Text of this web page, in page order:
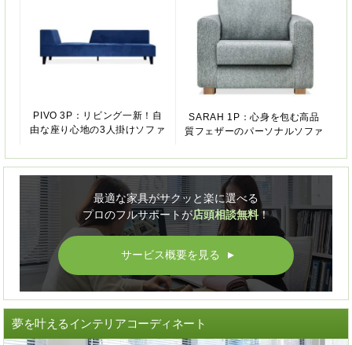
PIVO 3P：リビング一新！自
由な座り心地の3人掛けソファ
SARAH 1P：心身を包む高品
質フェザーのパーソナルソファ
最適な家具がサクッと楽に選べる
プロのフルサポートが店頭相談無料！
サービス概要を見る ▲
夢を叶えるインテリアコーディネート